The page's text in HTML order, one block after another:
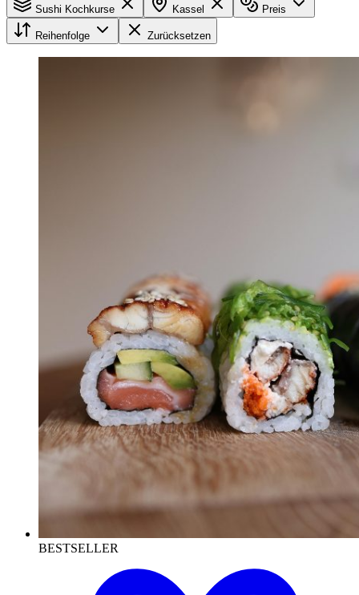
Sushi Kochkurse Kassel Preis
Reihenfolge Zurücksetzen
BESTSELLER